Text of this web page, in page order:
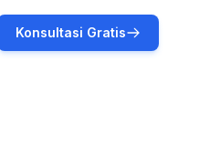
Konsultasi Gratis